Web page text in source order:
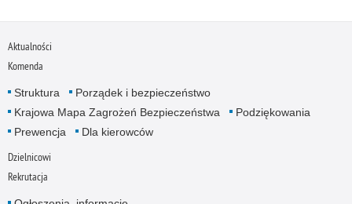
Aktualności
Komenda
Struktura
Porządek i bezpieczeństwo
Krajowa Mapa Zagrożeń Bezpieczeństwa
Podziękowania
Prewencja
Dla kierowców
Dzielnicowi
Rekrutacja